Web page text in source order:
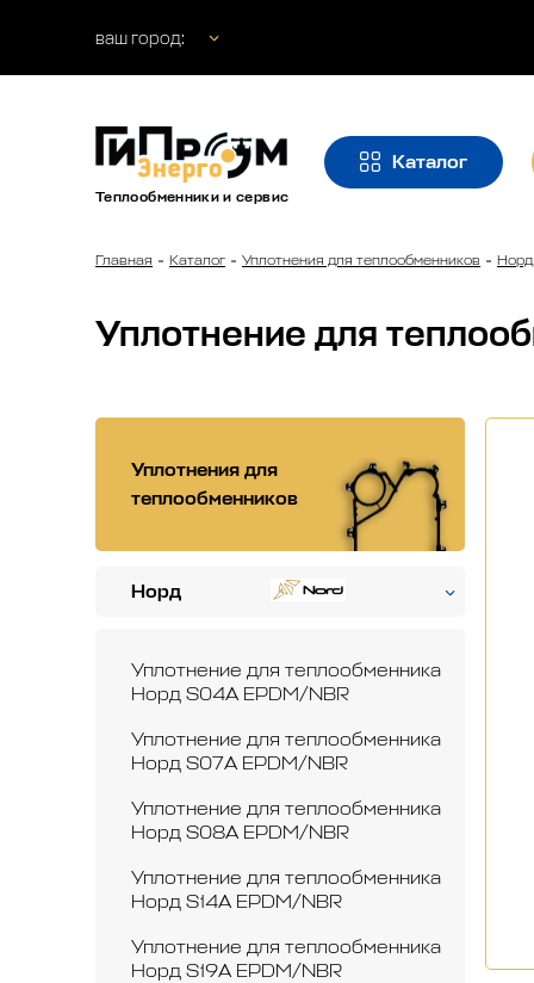
ваш город:
Теплообменники и сервис
Каталог
Главная Каталог Уплотнения для теплообменников Норд
Уплотнение для
Уплотнения для
теплообменников
Норд
Уплотнение для теплообменника
Норд S04A EPDM/NBR
Уплотнение для теплообменника
Норд S07A EPDM/NBR
Уплотнение для теплообменника
Норд S08A EPDM/NBR
Уплотнение для теплообменника
Норд S14A EPDM/NBR
Уплотнение для теплообменника
Норд S19A EPDM/NBR